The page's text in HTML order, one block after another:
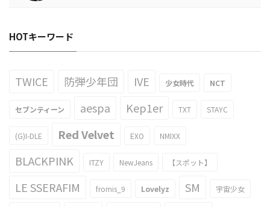
HOTキーワード
TWICE 防弾少年団 IVE 少女時代 NCT
セブンティーン aespa Kep1er TXT STAYC
(G)I-DLE Red Velvet EXO NMIXX
BLACKPINK ITZY NewJeans 【スポット】
LE SSERAFIM fromis_9 Lovelyz SM 宇宙少女